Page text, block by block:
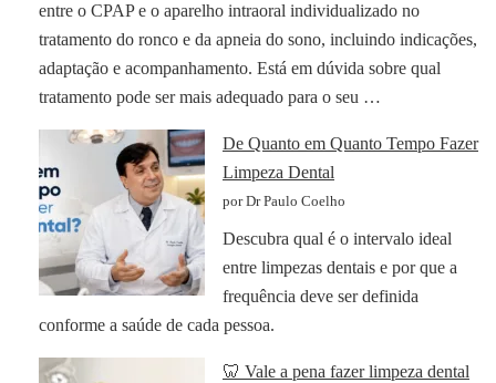
entre o CPAP e o aparelho intraoral individualizado no
tratamento do ronco e da apneia do sono, incluindo indicações,
adaptação e acompanhamento. Está em dúvida sobre qual
tratamento pode ser mais adequado para o seu …
De Quanto em Quanto Tempo Fazer
Limpeza Dental
por Dr Paulo Coelho
Descubra qual é o intervalo ideal
entre limpezas dentais e por que a
frequência deve ser definida
conforme a saúde de cada pessoa.
🦷 Vale a pena fazer limpeza dental